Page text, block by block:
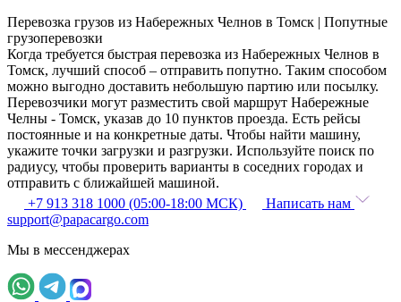
Перевозка грузов из Набережных Челнов в Томск | Попутные
грузоперевозки
Когда требуется быстрая перевозка из Набережных Челнов в
Томск, лучший способ – отправить попутно. Таким способом
можно выгодно доставить небольшую партию или посылку.
Перевозчики могут разместить свой маршрут Набережные
Челны - Томск, указав до 10 пунктов проезда. Есть рейсы
постоянные и на конкретные даты. Чтобы найти машину,
укажите точки загрузки и разгрузки. Используйте поиск по
радиусу, чтобы проверить варианты в соседних городах и
отправить с ближайшей машиной.
+7 913 318 1000 (05:00-18:00 МСК)
Написать нам
support@papacargo.com
Мы в мессенджерах